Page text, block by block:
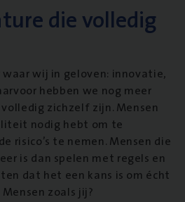
die volledig
wij in geloven: innovatie,
hebben we nog meer
zichzelf zijn. Mensen
nodig hebt om te
risico’s te nemen. Mensen die
is dan spelen met regels en
dat het een kans is om écht
zoals jij?